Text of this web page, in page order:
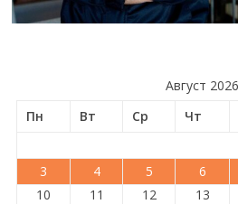
Август 2026
Пн
Вт Ср Чт
3
4 5 6
10
11 12 13